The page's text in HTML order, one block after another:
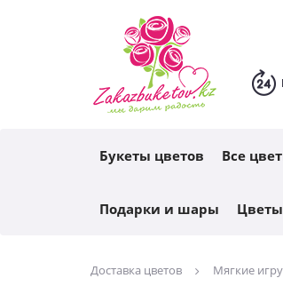
Каталог
Букеты цветов Все
Подарки и шары Цветы
Доставка цветов Мягкие